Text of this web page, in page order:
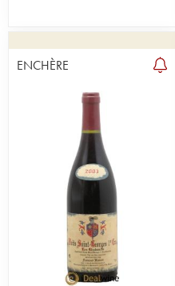
ENCHÈRE